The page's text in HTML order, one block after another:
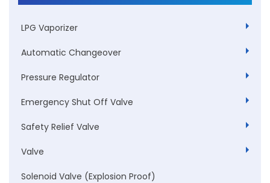
LPG Vaporizer
Automatic Changeover
Pressure Regulator
Emergency Shut Off Valve
Safety Relief Valve
Valve
Solenoid Valve (Explosion Proof)